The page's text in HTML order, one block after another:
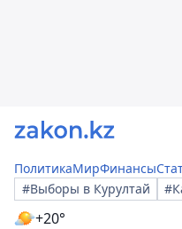
ПолитикаМирФинансы
#Выборы в Курултай
+20°